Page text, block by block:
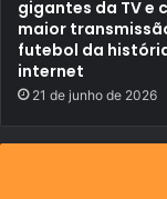
i
e
t
a
n
.
d
o
M
a
r
h
gigantes da TV e
maior
futebol da
internet
21 de junho de 2026